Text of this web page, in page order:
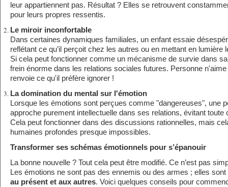
leur appartiennent pas. Résultat ? Elles se retrouvent
pour leurs propres ressentis.
Le miroir inconfortable
Dans certaines dynamiques familiales, un enfant essaie
reflétant ce qu’il perçoit chez les autres ou en mettant en lumière
Si cela peut fonctionner comme un mécanisme de survie dans
frein énorme dans les relations sociales futures. Personne
renvoie ce qu'il préfère ignorer !
La domination du mental sur l'émotion
Lorsque les émotions sont perçues comme "dangereuses", une
approche purement intellectuelle dans ses relations, évitant toute
Cela peut fonctionner dans des discussions rationnelles, mais
humaines profondes presque impossibles.
Transformer ses schémas émotionnels pour s’épanouir
La bonne nouvelle ? Tout cela peut être modifié. Ce n’est pas
Les émotions ne sont pas des ennemis ou des armes ; elles sont
au présent et aux autres. Voici quelques conseils pour